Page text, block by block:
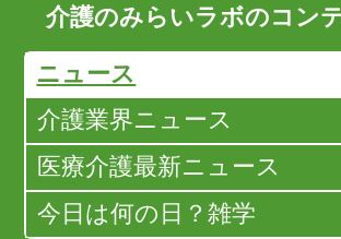
介護のみらいラボのコン
ニュース
介護業界ニュース
医療介護最新ニュース
今日は何の日？雑学